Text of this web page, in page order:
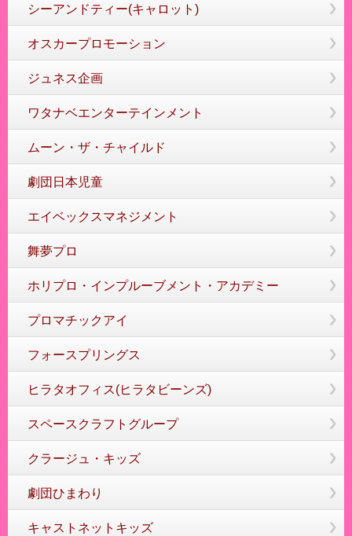
シーアンドティー(キャロット)
オスカープロモーション
ジュネス企画
ワタナベエンターテインメント
ムーン・ザ・チャイルド
劇団日本児童
エイベックスマネジメント
舞夢プロ
ホリプロ・インプルーブメント・アカデミー
プロマチックアイ
フォースプリングス
ヒラタオフィス(ヒラタビーンズ)
スペースクラフトグループ
クラージュ・キッズ
劇団ひまわり
キャストネットキッズ